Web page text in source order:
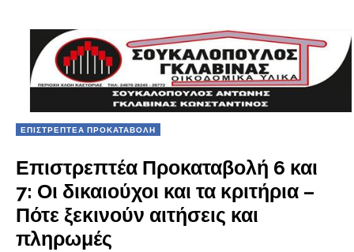
ΕΠΙΣΤΡΕΠΤΕΑ ΠΡΟΚΑΤΑΒΟΛΗ
Επιστρεπτέα Προκαταβολή 6 και
7: Οι δικαιούχοι και τα κριτήρια –
Πότε ξεκινούν αιτήσεις και
πληρωμές